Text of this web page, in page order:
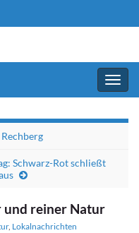
Schwarz-Rot schließt
und reiner Natur
, Lokalnachrichten